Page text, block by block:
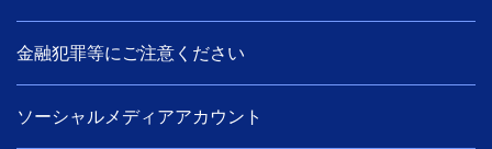
金融犯罪等にご注意ください
ソーシャルメディアアカウント